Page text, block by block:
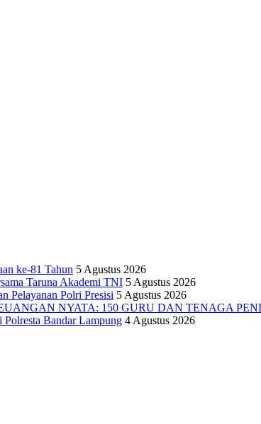
ke-81 Tahun 5 Agustus 2026
Taruna Akademi TNI 5 Agustus 2026
Pelayanan Polri Presisi 5 Agustus 2026
NYATA: 150 GURU DAN TENAGA
Bandar Lampung 4 Agustus 2026